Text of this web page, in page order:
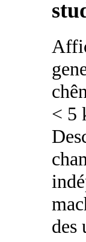
< 5
des